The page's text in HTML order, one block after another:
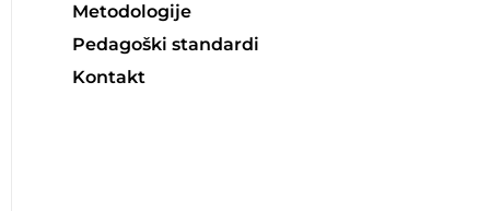
Metodologije
Pedagoški standardi
Kontakt